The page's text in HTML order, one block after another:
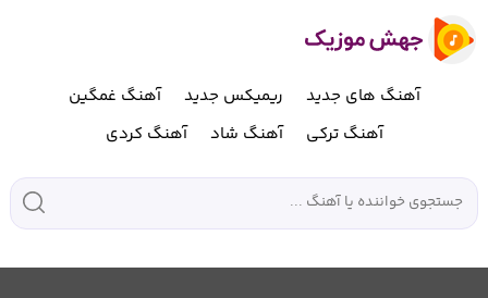
آهنگ های جدید ریمیکس جدید
آهنگ غمگین
آهنگ ترکی
آهنگ شاد آهنگ کردی